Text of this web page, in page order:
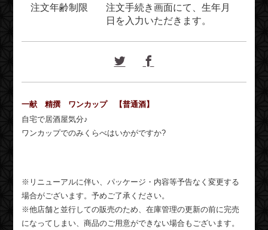
注文年齢制限
注文手続き画面にて、生年月
日を入力いただきます。
一献 精撰 ワンカップ 【普通酒】
自宅で居酒屋気分♪
ワンカップでのみくらべはいかがですか?
※リニューアルに伴い、パッケージ・内容等予告なく変更する
場合がございます。予めご了承ください。
※他店舗と並行しての販売のため、在庫管理の更新の前に完売
になってしまい、商品のご用意ができない場合もございます。